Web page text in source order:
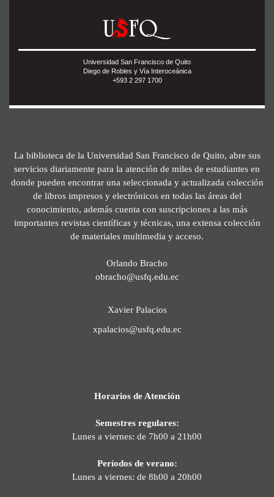
Universidad San Francisco de Quito
Diego de Robles y Vía Interoceánica
+593 2 297 1700
La biblioteca de la Universidad San Francisco de Quito, abre sus
servicios diariamente para la atención de miles de estudiantes en
donde pueden encontrar una seleccionada y actualizada colección
de libros impresos y electrónicos en todas las áreas del
conocimiento, además cuenta con suscripciones a las más
importantes revistas científicas y técnicas, una extensa colección
de materiales multimedia y acceso.
Orlando Bracho
obracho@usfq.edu.ec
Xavier Palacios
xpalacios@usfq.edu.ec
Horarios de Atención
Semestres regulares:
Lunes a viernes: de 7h00 a 21h00
Períodos de verano:
Lunes a viernes: de 8h00 a 20h00